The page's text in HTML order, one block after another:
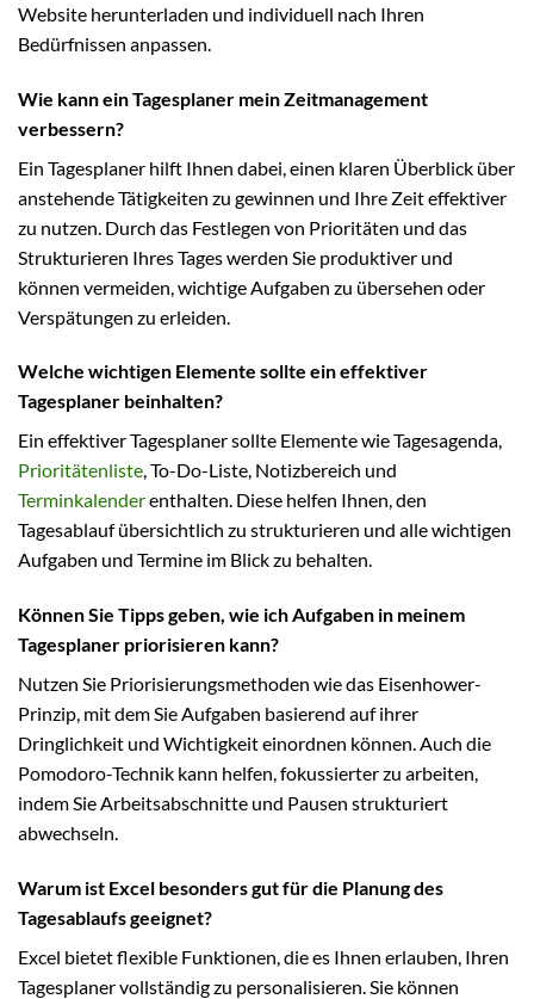
Website herunterladen und individuell nach Ihren
Bedürfnissen anpassen.
Wie kann ein Tagesplaner mein Zeitmanagement
verbessern?
Ein Tagesplaner hilft Ihnen dabei, einen klaren Überblick über
anstehende Tätigkeiten zu gewinnen und Ihre Zeit effektiver
zu nutzen. Durch das Festlegen von Prioritäten und das
Strukturieren Ihres Tages werden Sie produktiver und
können vermeiden, wichtige Aufgaben zu übersehen oder
Verspätungen zu erleiden.
Welche wichtigen Elemente sollte ein effektiver
Tagesplaner beinhalten?
Ein effektiver Tagesplaner sollte Elemente wie Tagesagenda,
Prioritätenliste, To-Do-Liste, Notizbereich und
Terminkalenderenthalten. Diese helfen Ihnen, den
Tagesablauf übersichtlich zu strukturieren und alle wichtigen
Aufgaben und Termine im Blick zu behalten.
Können Sie Tipps geben, wie ich Aufgaben in meinem
Tagesplaner priorisieren kann?
Nutzen Sie Priorisierungsmethoden wie das Eisenhower-
Prinzip, mit dem Sie Aufgaben basierend auf ihrer
Dringlichkeit und Wichtigkeit einordnen können. Auch die
Pomodoro-Technik kann helfen, fokussierter zu arbeiten,
indem Sie Arbeitsabschnitte und Pausen strukturiert
abwechseln.
Warum ist Excel besonders gut für die Planung des
Tagesablaufs geeignet?
Excel bietet flexible Funktionen, die es Ihnen erlauben, Ihren
Tagesplaner vollständig zu personalisieren. Sie können